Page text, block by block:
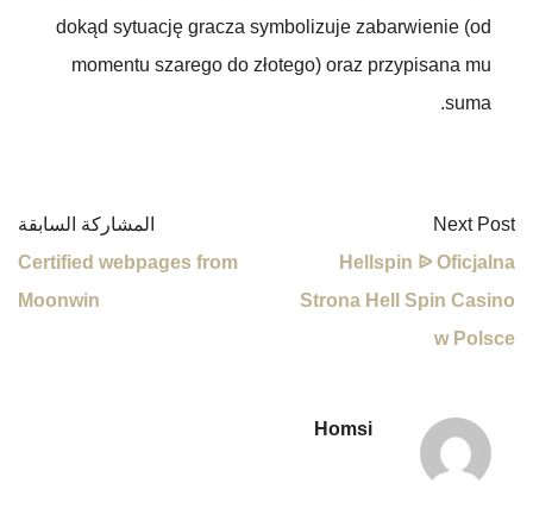
dokąd sytuację gracza symbolizuje zabarwienie (od
momentu szarego do złotego) oraz przypisana mu
suma.
المشاركة السابقة
Certified webpages from
Moonwin
Next Post
Hellspin ᐉ Oficjalna
Strona Hell Spin Casino
w Polsce
Homsi